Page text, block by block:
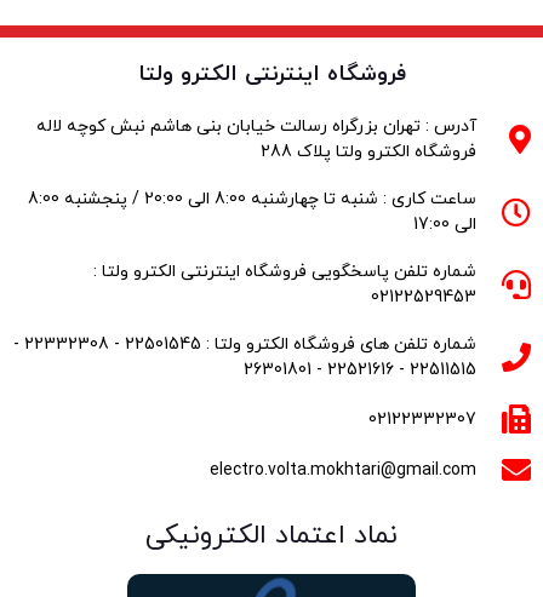
فروشگاه اینترنتی الکترو ولتا
آدرس : تهران بزرگراه رسالت خیابان بنی هاشم نبش کوچه لاله
فروشگاه الکترو ولتا پلاک 288
ساعت کاری : شنبه تا چهارشنبه 8:00 الی 20:00 / پنجشنبه 8:00
الی 17:00
شماره تلفن پاسخگویی فروشگاه اینترنتی الکترو ولتا :
02122529453
شماره تلفن های فروشگاه الکترو ولتا : 22501545 - 22332308 -
22511515 - 22521616 - 26301801
02122332307
electro.volta.mokhtari@gmail.com
نماد اعتماد الکترونیکی